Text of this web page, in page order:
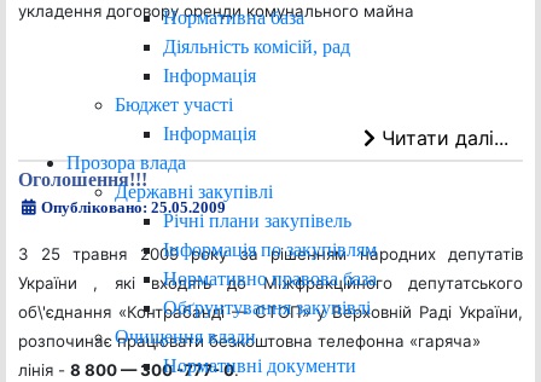
Нормативна база
Діяльність комісій, рад
Інформація
Бюджет участі
Інформація
Прозора влада
Державні закупівлі
Річні плани закупівель
Інформація по закупівлям
Нормативно правова база
Обґрунтування закупівлі
Очищення влади
Нормативні документи
укладення договору оренди комунального майна
Читати далі...
Оголошення!!!
Опубліковано: 25.05.2009
З 25 травня 2009 року за рішенням народних депутатів
України , які входять до Міжфракційного депутатського
об\'єднання «Контрабанді — СТОП» у Верховній Раді України,
розпочинає працювати безкоштовна телефонна «гаряча»
лінія - 8 800 — 300 -777- 0.